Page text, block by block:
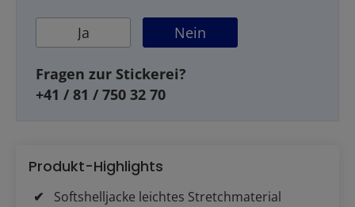
Ja Nein
Fragen zur Stickerei?
+41 / 81 / 750 32 70
Produkt-Highlights
Softshelljacke leichtes Stretchmaterial